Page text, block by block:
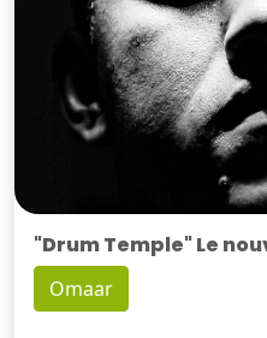
"Drum Temple" Le
Omaar